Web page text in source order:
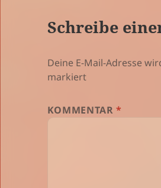
Schreibe
Deine E-Mail-Adresse
markiert
KOMMENTAR*